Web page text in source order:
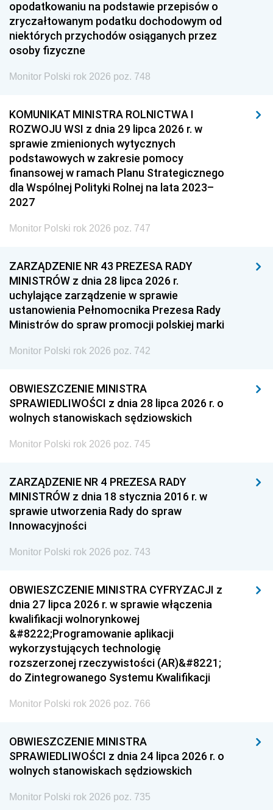
opodatkowaniu na podstawie przepisów o
zryczałtowanym podatku dochodowym od
niektórych przychodów osiąganych przez
osoby fizyczne
Monitor Polski rok 2026 poz. 748
KOMUNIKAT MINISTRA ROLNICTWA I
ROZWOJU WSI z dnia 29 lipca 2026 r. w
sprawie zmienionych wytycznych
podstawowych w zakresie pomocy
finansowej w ramach Planu Strategicznego
dla Wspólnej Polityki Rolnej na lata 2023–
2027
Monitor Polski rok 2026 poz. 747
ZARZĄDZENIE NR 43 PREZESA RADY
MINISTRÓW z dnia 28 lipca 2026 r.
uchylające zarządzenie w sprawie
ustanowienia Pełnomocnika Prezesa Rady
Ministrów do spraw promocji polskiej marki
Monitor Polski rok 2026 poz. 742
OBWIESZCZENIE MINISTRA
SPRAWIEDLIWOŚCI z dnia 28 lipca 2026 r. o
wolnych stanowiskach sędziowskich
Monitor Polski rok 2026 poz. 745
ZARZĄDZENIE NR 4 PREZESA RADY
MINISTRÓW z dnia 18 stycznia 2016 r. w
sprawie utworzenia Rady do spraw
Innowacyjności
Monitor Polski rok 2026 poz. 743
OBWIESZCZENIE MINISTRA CYFRYZACJI z
dnia 27 lipca 2026 r. w sprawie włączenia
kwalifikacji wolnorynkowej
&#8222;Programowanie aplikacji
wykorzystujących technologię
rozszerzonej rzeczywistości (AR)&#8221;
do Zintegrowanego Systemu Kwalifikacji
Monitor Polski rok 2026 poz. 766
OBWIESZCZENIE MINISTRA
SPRAWIEDLIWOŚCI z dnia 24 lipca 2026 r. o
wolnych stanowiskach sędziowskich
Monitor Polski rok 2026 poz. 735